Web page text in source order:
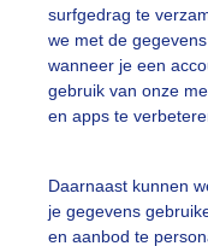
surfgedrag te
we met de
wanneer je een
gebruik van onze
en apps te
Daarnaast kunnen
je gegevens
en aanbod te
avond